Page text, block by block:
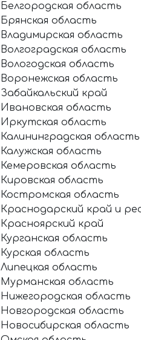
Белгородская область
Брянская область
Владимирская область
Волгоградская область
Вологодская область
Воронежская область
Забайкальский край
Ивановская область
Иркутская область
Калининградская область
Калужская область
Кемеровская область
Кировская область
Костромская область
Краснодарский край и
Красноярский край
Курганская область
Курская область
Липецкая область
Мурманская область
Нижегородская область
Новгородская область
Новосибирская область